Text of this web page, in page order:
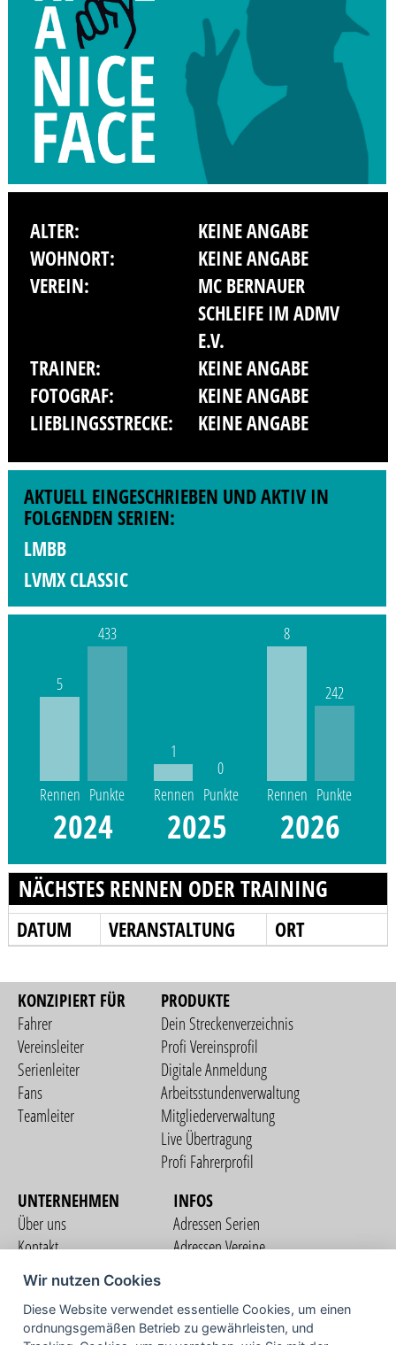
ALTER:
KEINE ANGABE
WOHNORT:
KEINE ANGABE
VEREIN:
MC BERNAUER
SCHLEIFE IM ADMV
E.V.
TRAINER:
KEINE ANGABE
FOTOGRAF:
KEINE ANGABE
LIEBLINGSSTRECKE:
KEINE ANGABE
AKTUELL EINGESCHRIEBEN UND AKTIV IN
FOLGENDEN SERIEN:
LMBB
LVMX CLASSIC
5
Rennen
433
Punkte
2024
1
Rennen
0
Punkte
2025
8
Rennen
242
Punkte
2026
NÄCHSTES RENNEN ODER TRAINING
DATUM VERANSTALTUNG ORT
KONZIPIERT FÜR
Fahrer
Vereinsleiter
Serienleiter
Fans
Teamleiter
PRODUKTE
Dein Streckenverzeichnis
Profi Vereinsprofil
Digitale Anmeldung
Arbeitsstundenverwaltung
Mitgliederverwaltung
Live Übertragung
Profi Fahrerprofil
UNTERNEHMEN
Über uns
Kontakt
Nutzungsbedingungen
Datenschutzerklärung
Impressum
INFOS
Adressen Serien
Adressen Vereine
COMMUNITY
Wir nutzen Cookies
Diese Website verwendet essentielle Cookies, um einen
ordnungsgemäßen Betrieb zu gewährleisten, und